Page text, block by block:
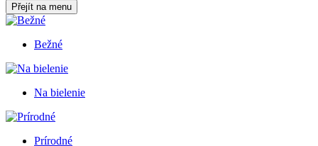
Přejít na menu
Bežné
Na bielenie
Prírodné